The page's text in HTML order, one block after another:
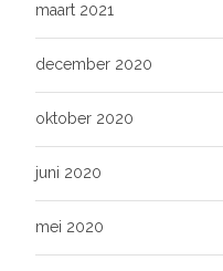
maart 2021
december 2020
oktober 2020
juni 2020
mei 2020